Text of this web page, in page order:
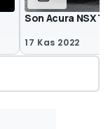
Son Acura NSX
17 Kas 2022